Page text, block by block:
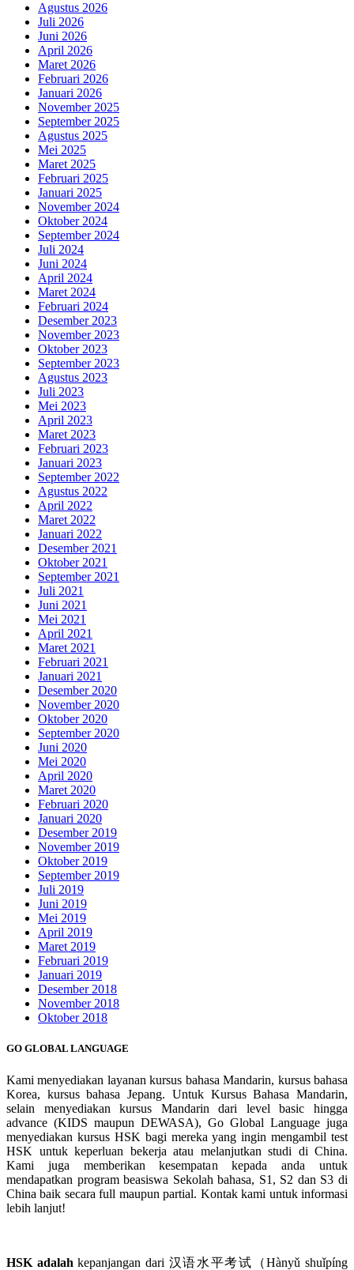
Agustus 2026
Juli 2026
Juni 2026
April 2026
Maret 2026
Februari 2026
Januari 2026
November 2025
September 2025
Agustus 2025
Mei 2025
Maret 2025
Februari 2025
Januari 2025
November 2024
Oktober 2024
September 2024
Juli 2024
Juni 2024
April 2024
Maret 2024
Februari 2024
Desember 2023
November 2023
Oktober 2023
September 2023
Agustus 2023
Juli 2023
Mei 2023
April 2023
Maret 2023
Februari 2023
Januari 2023
September 2022
Agustus 2022
April 2022
Maret 2022
Januari 2022
Desember 2021
Oktober 2021
September 2021
Juli 2021
Juni 2021
Mei 2021
April 2021
Maret 2021
Februari 2021
Januari 2021
Desember 2020
November 2020
Oktober 2020
September 2020
Juni 2020
Mei 2020
April 2020
Maret 2020
Februari 2020
Januari 2020
Desember 2019
November 2019
Oktober 2019
September 2019
Juli 2019
Juni 2019
Mei 2019
April 2019
Maret 2019
Februari 2019
Januari 2019
Desember 2018
November 2018
Oktober 2018
GO GLOBAL LANGUAGE
Kami menyediakan layanan kursus bahasa Mandarin, kursus bahasa
Korea, kursus bahasa Jepang. Untuk Kursus Bahasa Mandarin,
selain menyediakan kursus Mandarin dari level basic hingga
advance (KIDS maupun DEWASA), Go Global Language juga
menyediakan kursus HSK bagi mereka yang ingin mengambil test
HSK untuk keperluan bekerja atau melanjutkan studi di China.
Kami juga memberikan kesempatan kepada anda untuk
mendapatkan program beasiswa Sekolah bahasa, S1, S2 dan S3 di
China baik secara full maupun partial. Kontak kami untuk informasi
lebih lanjut!
HSK adalah kepanjangan dari 汉语水平考试（Hànyǔ shuǐpíng